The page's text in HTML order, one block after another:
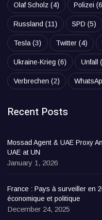
Olaf Scholz (4) Polizei
Russland (11) SPD (5)
Tesla (3) Twitter (4)
Ukraine-Krieg (6) Unfall
Verbrechen (2)
Recent Posts
Mossad Agent & UAE Proxy
UAE at UN
January 1, 2026
France : Pays à surveiller en
économique et politique
December 24, 2025